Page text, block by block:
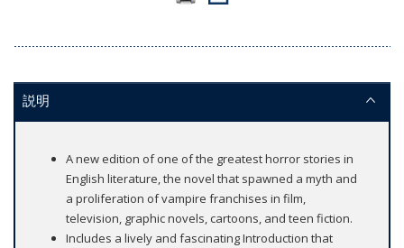
説明
A new edition of one of the greatest horror stories in
English literature, the novel that spawned a myth and
a proliferation of vampire franchises in film,
television, graphic novels, cartoons, and teen fiction.
Includes a lively and fascinating Introduction that